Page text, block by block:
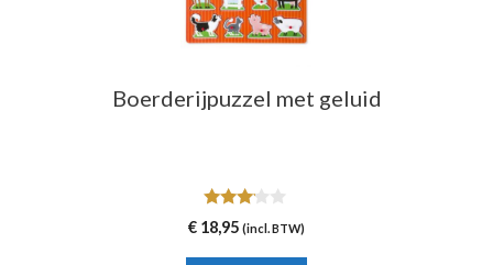
Boerderijpuzzel met geluid
3.00
van 5
€ 18,95 (incl. BTW)